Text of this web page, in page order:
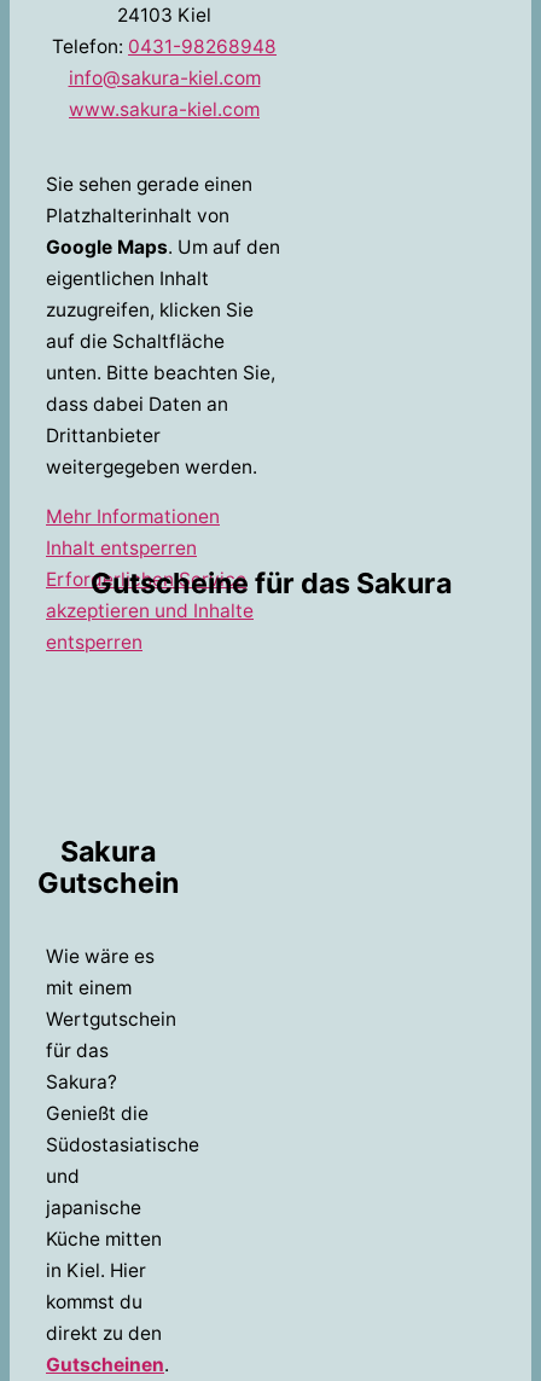
24103 Kiel
Telefon: 0431-98268948
info@sakura-kiel.com
www.sakura-kiel.com
Sie sehen gerade einen
Platzhalterinhalt von
Google Maps. Um auf den
eigentlichen Inhalt
zuzugreifen, klicken Sie
auf die Schaltfläche
unten. Bitte beachten Sie,
dass dabei Daten an
Drittanbieter
weitergegeben werden.
Mehr Informationen
Inhalt entsperren
Erforderlichen Service
akzeptieren und Inhalte
entsperren
Gutscheine für das Sakura
Sakura
Gutschein
Wie wäre es
mit einem
Wertgutschein
für das
Sakura?
Genießt die
Südostasiatische
und
japanische
Küche mitten
in Kiel. Hier
kommst du
direkt zu den
Gutscheinen.